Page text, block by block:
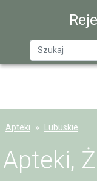
Apteki Lubuskie
Apteki,